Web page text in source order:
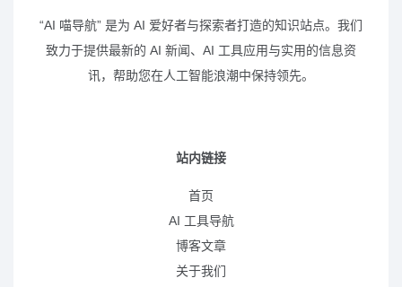
“AI 喵导航” 是为 AI 爱好者与探索者打造的知识站点。我们
致力于提供最新的 AI 新闻、AI 工具应用与实用的信息资
讯，帮助您在人工智能浪潮中保持领先。
站内链接
首页
AI 工具导航
博客文章
关于我们